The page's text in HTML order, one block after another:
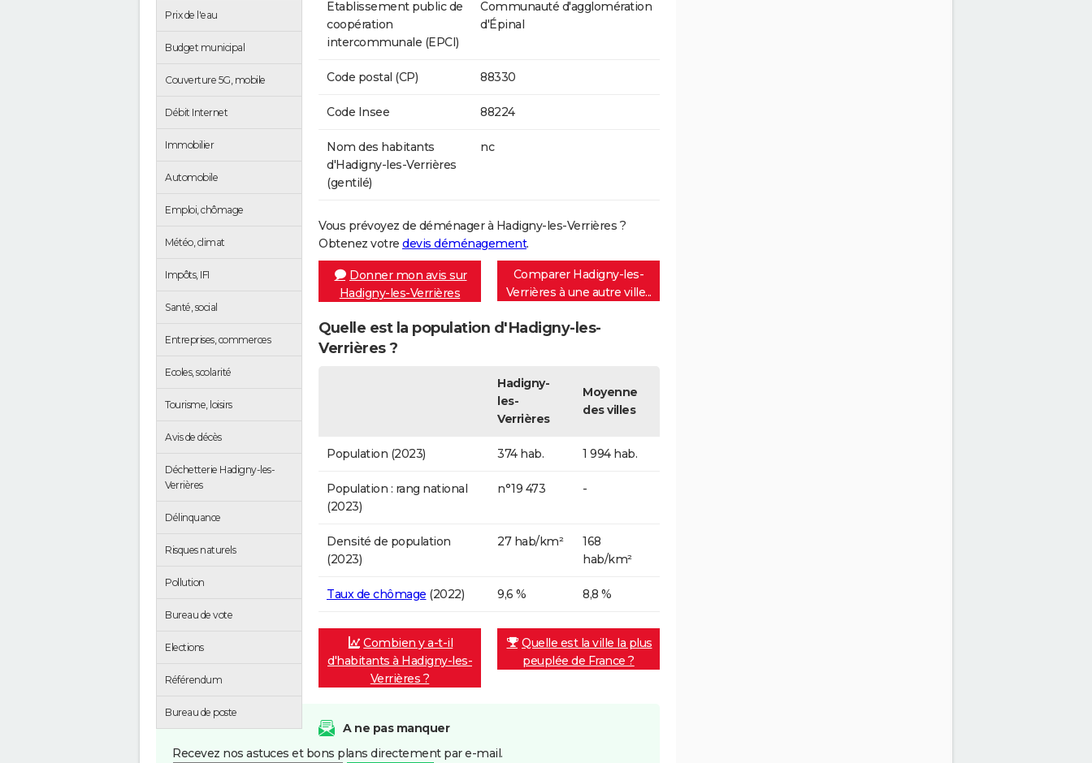
Prix de l'eau
Budget municipal
Couverture 5G, mobile
Débit Internet
Immobilier
Automobile
Emploi, chômage
Météo, climat
Impôts, IFI
Santé, social
Entreprises, commerces
Ecoles, scolarité
Tourisme, loisirs
Avis de décès
Déchetterie Hadigny-les-
Verrières
Délinquance
Risques naturels
Pollution
Bureau de vote
Elections
Référendum
Bureau de poste
Etablissement public de
coopération
intercommunale (EPCI)
Communauté d'agglomération
d'Épinal
Code postal (CP) 88330
Code Insee 88224
Nom des habitants
d'Hadigny-les-Verrières
(gentilé)
nc
Vous prévoyez de déménager à Hadigny-les-Verrières ?
Obtenez votre devis déménagement.
Donner mon avis sur
Hadigny-les-Verrières
Comparer Hadigny-les-
Verrières à une autre ville...
Quelle est la population d'Hadigny-les-
Verrières ?
Hadigny-
les-
Verrières
Moyenne
des villes
Population (2023) 374 hab. 1 994 hab.
Population : rang national
(2023)
n°19 473 -
Densité de population
(2023)
27 hab/km²
168
hab/km²
Taux de chômage (2022) 9,6 % 8,8 %
Combien y a-t-il
d'habitants à Hadigny-les-
Verrières ?
Quelle est la ville la plus
peuplée de France ?
A ne pas manquer
Recevez nos astuces et bons plans directement par e-mail.